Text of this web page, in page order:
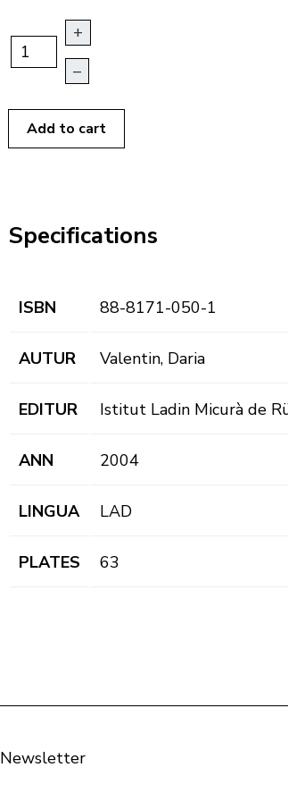
+
–
Add to cart
Specifications
ISBN 88-8171-050-1
AUTUR Valentin, Daria
EDITUR Istitut Ladin Micurà de
ANN 2004
LINGUA LAD
PLATES 63
Newsletter